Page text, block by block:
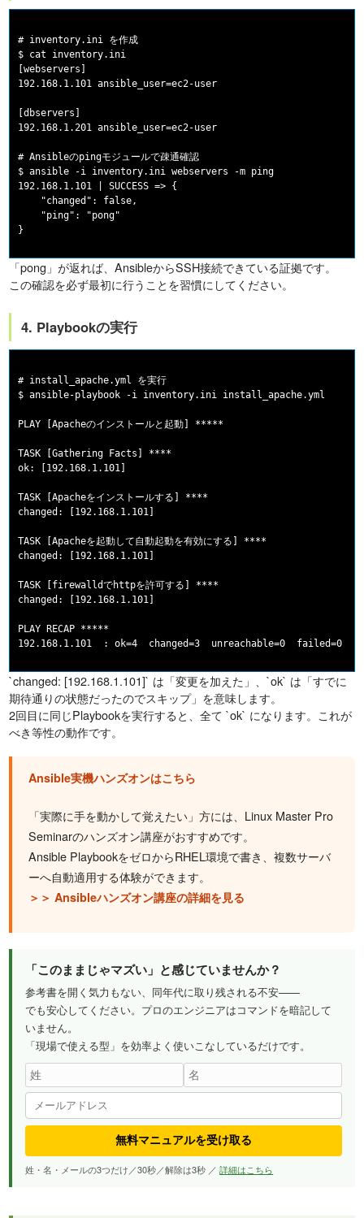
# inventory.ini を作成
$ cat inventory.ini
[webservers]
192.168.1.101 ansible_user=ec2-user
[dbservers]
192.168.1.201 ansible_user=ec2-user
# Ansibleのpingモジュールで疎通確認
$ ansible -i inventory.ini webservers -m ping
192.168.1.101 | SUCCESS => {
    "changed": false,
    "ping": "pong"
「pong」が返れば、AnsibleからSSH接続できている証拠です。
この確認を必ず最初に行うことを習慣にしてください。
4. Playbookの実行
# install_apache.yml を実行
$ ansible-playbook -i inventory.ini install_apache.yml
PLAY [Apacheのインストールと起動] *****
TASK [Gathering Facts] ****
ok: [192.168.1.101]
TASK [Apacheをインストールする] ****
changed: [192.168.1.101]
TASK [Apacheを起動して自動起動を有効にする] ****
changed: [192.168.1.101]
TASK [firewalldでhttpを許可する] ****
changed: [192.168.1.101]
PLAY RECAP *****
`changed: [192.168.1.101]` は「変更を加えた」、`ok` は「すでに
期待通りの状態だったのでスキップ」を意味します。
2回目に同じPlaybookを実行すると、全て `ok` になります。これが
べき等性の動作です。
Ansible実機ハンズオンはこちら
「実際に手を動かして覚えたい」方には、Linux Master Pro
Seminarのハンズオン講座がおすすめです。
Ansible PlaybookをゼロからRHEL環境で書き、複数サーバ
ーへ自動適用する体験ができます。
＞＞ Ansibleハンズオン講座の詳細を見る
「このままじゃマズい」と感じていませんか？
参考書を開く気力もない、同年代に取り残される不安——
でも安心してください。プロのエンジニアはコマンドを暗記して
いません。
「現場で使える型」を効率よく使いこなしているだけです。
無料マニュアルを受け取る
姓・名・メールの3つだけ／30秒／解除は3秒 ／詳細はこちら